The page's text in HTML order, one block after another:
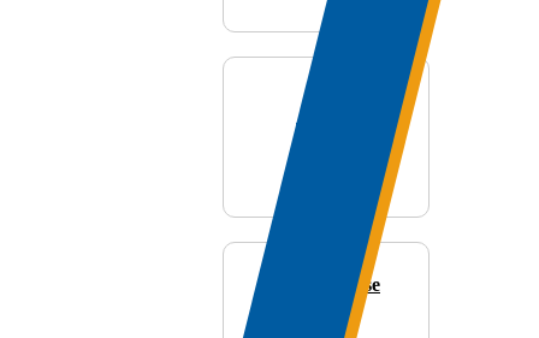
AUX
Golden Sense